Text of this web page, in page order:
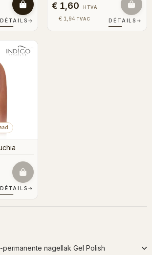
DÉTAILS →
€ 1,60 HTVA
€ 1,94 TVAC DÉTAILS →
Fuchia
DÉTAILS →
nagellak Gel Polish